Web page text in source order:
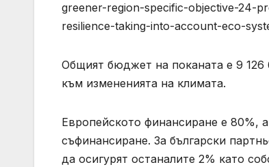
greener-region-specific-objective-24-
resilience-taking-into-account-eco-
Общият бюджет на поканата е 9 126
към измененията на климата.
Европейското финансиране е 80%,
съфинансиране. За български
да осигурят останалите 2% като